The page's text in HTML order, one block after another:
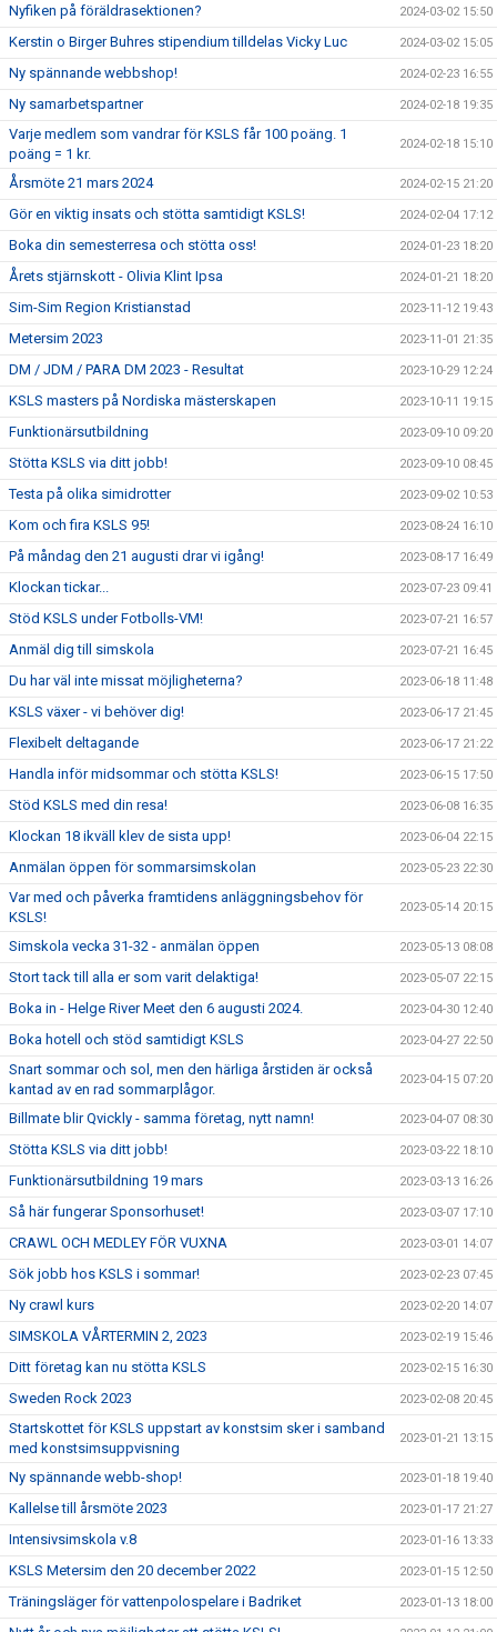
Nyfiken på föräldrasektionen? 2024-03-02 15:50
Kerstin o Birger Buhres stipendium tilldelas Vicky Luc 2024-03-02 15:05
Ny spännande webbshop! 2024-02-23 16:55
Ny samarbetspartner 2024-02-18 19:35
Varje medlem som vandrar för KSLS får 100 poäng. 1
poäng = 1 kr.
2024-02-18 15:10
Årsmöte 21 mars 2024 2024-02-15 21:20
Gör en viktig insats och stötta samtidigt KSLS! 2024-02-04 17:12
Boka din semesterresa och stötta oss! 2024-01-23 18:20
Årets stjärnskott - Olivia Klint Ipsa 2024-01-21 18:20
Sim-Sim Region Kristianstad 2023-11-12 19:43
Metersim 2023 2023-11-01 21:35
DM / JDM / PARA DM 2023 - Resultat 2023-10-29 12:24
KSLS masters på Nordiska mästerskapen 2023-10-11 19:15
Funktionärsutbildning 2023-09-10 09:20
Stötta KSLS via ditt jobb! 2023-09-10 08:45
Testa på olika simidrotter 2023-09-02 10:53
Kom och fira KSLS 95! 2023-08-24 16:10
På måndag den 21 augusti drar vi igång! 2023-08-17 16:49
Klockan tickar... 2023-07-23 09:41
Stöd KSLS under Fotbolls-VM! 2023-07-21 16:57
Anmäl dig till simskola 2023-07-21 16:45
Du har väl inte missat möjligheterna? 2023-06-18 11:48
KSLS växer - vi behöver dig! 2023-06-17 21:45
Flexibelt deltagande 2023-06-17 21:22
Handla inför midsommar och stötta KSLS! 2023-06-15 17:50
Stöd KSLS med din resa! 2023-06-08 16:35
Klockan 18 ikväll klev de sista upp! 2023-06-04 22:15
Anmälan öppen för sommarsimskolan 2023-05-23 22:30
Var med och påverka framtidens anläggningsbehov för
KSLS!
2023-05-14 20:15
Simskola vecka 31-32 - anmälan öppen 2023-05-13 08:08
Stort tack till alla er som varit delaktiga! 2023-05-07 22:15
Boka in - Helge River Meet den 6 augusti 2024. 2023-04-30 12:40
Boka hotell och stöd samtidigt KSLS 2023-04-27 22:50
Snart sommar och sol, men den härliga årstiden är också
kantad av en rad sommarplågor.
2023-04-15 07:20
Billmate blir Qvickly - samma företag, nytt namn! 2023-04-07 08:30
Stötta KSLS via ditt jobb! 2023-03-22 18:10
Funktionärsutbildning 19 mars 2023-03-13 16:26
Så här fungerar Sponsorhuset! 2023-03-07 17:10
CRAWL OCH MEDLEY FÖR VUXNA 2023-03-01 14:07
Sök jobb hos KSLS i sommar! 2023-02-23 07:45
Ny crawl kurs 2023-02-20 14:07
SIMSKOLA VÅRTERMIN 2, 2023 2023-02-19 15:46
Ditt företag kan nu stötta KSLS 2023-02-15 16:30
Sweden Rock 2023 2023-02-08 20:45
Startskottet för KSLS uppstart av konstsim sker i samband
med konstsimsuppvisning
2023-01-21 13:15
Ny spännande webb-shop! 2023-01-18 19:40
Kallelse till årsmöte 2023 2023-01-17 21:27
Intensivsimskola v.8 2023-01-16 13:33
KSLS Metersim den 20 december 2022 2023-01-15 12:50
Träningsläger för vattenpolospelare i Badriket 2023-01-13 18:00